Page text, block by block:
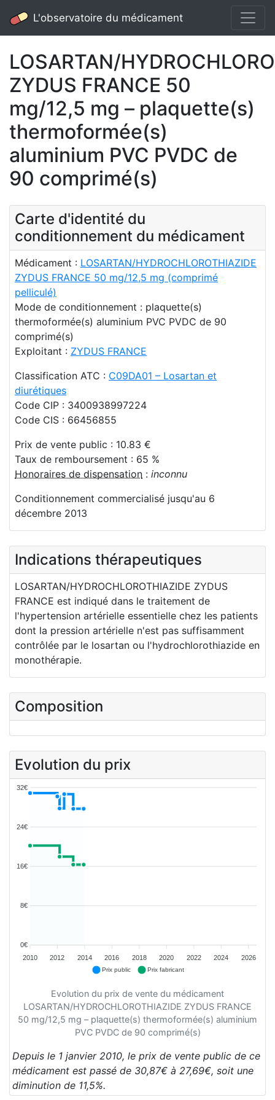
L'observatoire du médicament
LOSARTAN/
ZYDUS FRANCE 50
mg/12,5 mg – plaquette(s)
thermoformée(s)
aluminium PVC PVDC de
90 comprimé(s)
Carte d'identité du
conditionnement du médicament
Médicament : LOSARTAN/HYDROCHLOROTHIAZIDE
ZYDUS FRANCE 50 mg/12,5 mg (comprimé
pelliculé)
Mode de conditionnement : plaquette(s)
thermoformée(s) aluminium PVC PVDC de 90
comprimé(s)
Exploitant : ZYDUS FRANCE
Classification ATC : C09DA01 – Losartan et
diurétiques
Code CIP : 3400938997224
Code CIS : 66456855
Prix de vente public : 10.83 €
Taux de remboursement : 65 %
Honoraires de dispensation : inconnu
Conditionnement commercialisé jusqu'au 6
décembre 2013
Indications thérapeutiques
LOSARTAN/HYDROCHLOROTHIAZIDE ZYDUS
FRANCE est indiqué dans le traitement de
l'hypertension artérielle essentielle chez les patients
dont la pression artérielle n'est pas suffisamment
contrôlée par le losartan ou l'hydrochlorothiazide en
monothérapie.
Composition
Evolution du prix
32€
24€
16€
8€
0€
2010
2012 2014 2016 2018 2020 2022 2024 2026
Prix public Prix fabricant
Evolution du prix de vente du médicament
LOSARTAN/HYDROCHLOROTHIAZIDE ZYDUS FRANCE
50 mg/12,5 mg – plaquette(s) thermoformée(s) aluminium
PVC PVDC de 90 comprimé(s)
Depuis le 1 janvier 2010, le prix de vente public de ce
médicament est passé de 30,87€ à 27,69€, soit une
diminution de 11,5%.